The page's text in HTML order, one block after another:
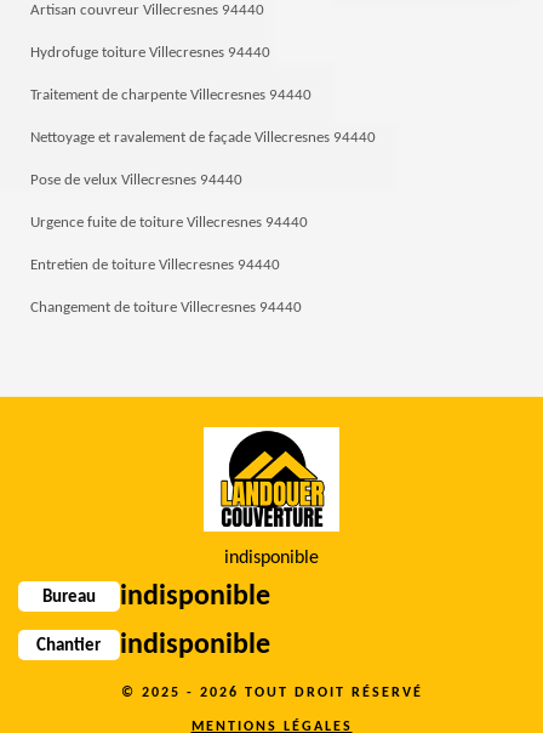
Artisan couvreur Villecresnes 94440
Hydrofuge toiture Villecresnes 94440
Traitement de charpente Villecresnes 94440
Nettoyage et ravalement de façade Villecresnes 94440
Pose de velux Villecresnes 94440
Urgence fuite de toiture Villecresnes 94440
Entretien de toiture Villecresnes 94440
Changement de toiture Villecresnes 94440
indisponible
Bureau indisponible
Chantier indisponible
© 2025 - 2026 TOUT DROIT RÉSERVÉ
MENTIONS LÉGALES